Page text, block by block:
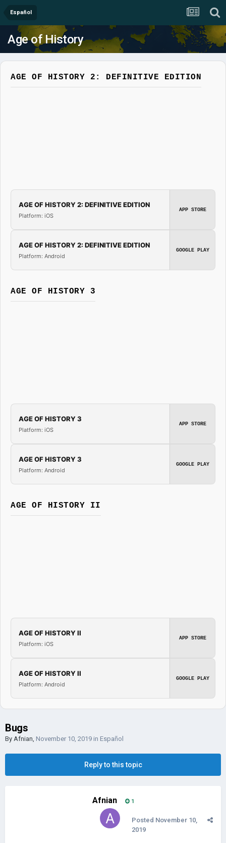
Español
Age of History
AGE OF HISTORY 2: DEFINITIVE EDITION
AGE OF HISTORY 2: DEFINITIVE EDITION
Platform: iOS
APP STORE
AGE OF HISTORY 2: DEFINITIVE EDITION
Platform: Android
GOOGLE PLAY
AGE OF HISTORY 3
AGE OF HISTORY 3
Platform: iOS
APP STORE
AGE OF HISTORY 3
Platform: Android
GOOGLE PLAY
AGE OF HISTORY II
AGE OF HISTORY II
Platform: iOS
APP STORE
AGE OF HISTORY II
Platform: Android
GOOGLE PLAY
Bugs
By Afnian, November 10, 2019 in Español
Reply to this topic
Afnian 1
Posted November 10,
2019